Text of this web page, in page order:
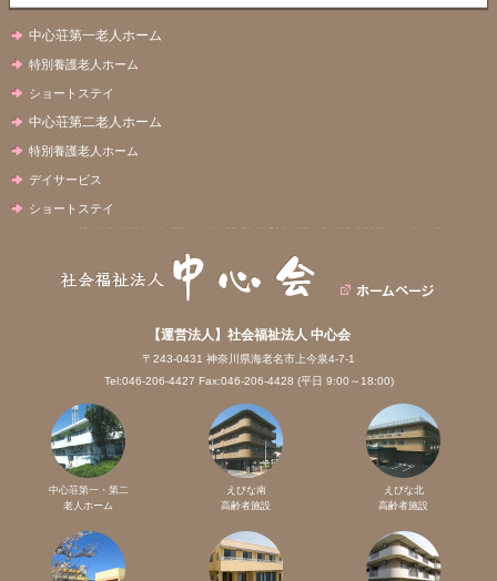
中心荘第一老人ホーム
特別養護老人ホーム
ショートステイ
中心荘第二老人ホーム
特別養護老人ホーム
デイサービス
ショートステイ
【運営法人】社会福祉法人 中心会
〒243-0431 神奈川県海老名市上今泉4-7-1
Tel:046-206-4427 Fax:046-206-4428 (平日 9:00～18:00)
中心荘第一・第二
老人ホーム
えびな南
高齢者施設
えびな北
高齢者施設